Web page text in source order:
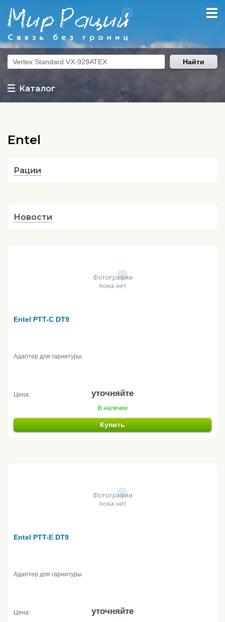
Каталог
Найти
Entel
Рации
Новости
Entel PTT-C DT9
Адаптер для гарнитуры
Цена: уточняйте
В наличии
Купить
Entel PTT-E DT9
Адаптер для гарнитуры
Цена: уточняйте